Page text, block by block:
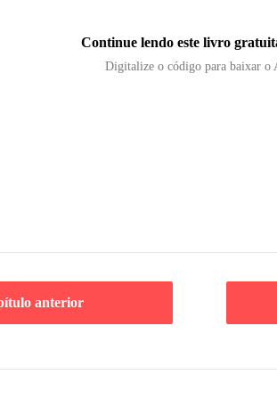
Continue lendo este livro
Digitalize o código para baixar o
anterior